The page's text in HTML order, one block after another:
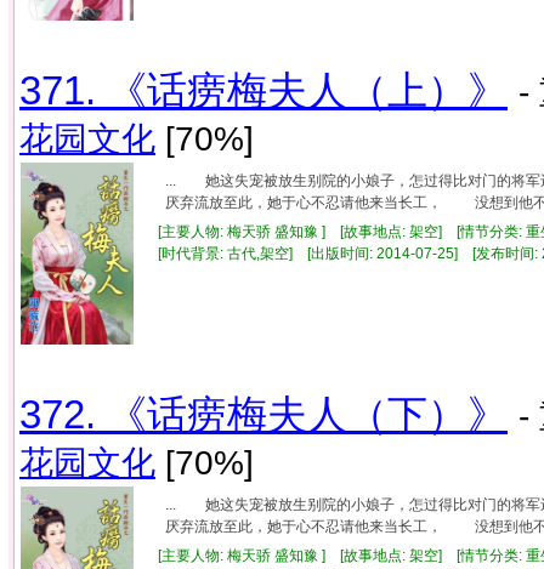
371. 《话痨梅夫人（上）》
-
花园文化 [70%]
... 她这失宠被放生别院的小娘子，怎过得比对门的
厌弃流放至此，她于心不忍请他来当长工， 没想到他
[主要人物: 梅天骄 盛知豫 ] [故事地点: 架空] [情节分类: 重
[时代背景: 古代,架空] [出版时间: 2014-07-25] [发布时
372. 《话痨梅夫人（下）》
-
花园文化 [70%]
... 她这失宠被放生别院的小娘子，怎过得比对门的
厌弃流放至此，她于心不忍请他来当长工， 没想到他
[主要人物: 梅天骄 盛知豫 ] [故事地点: 架空] [情节分类: 重